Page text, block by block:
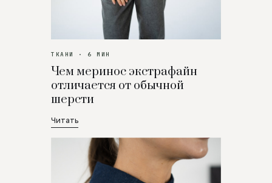
ТКАНИ · 6 МИН
Чем меринос экстрафайн
отличается от обычной
шерсти
Читать